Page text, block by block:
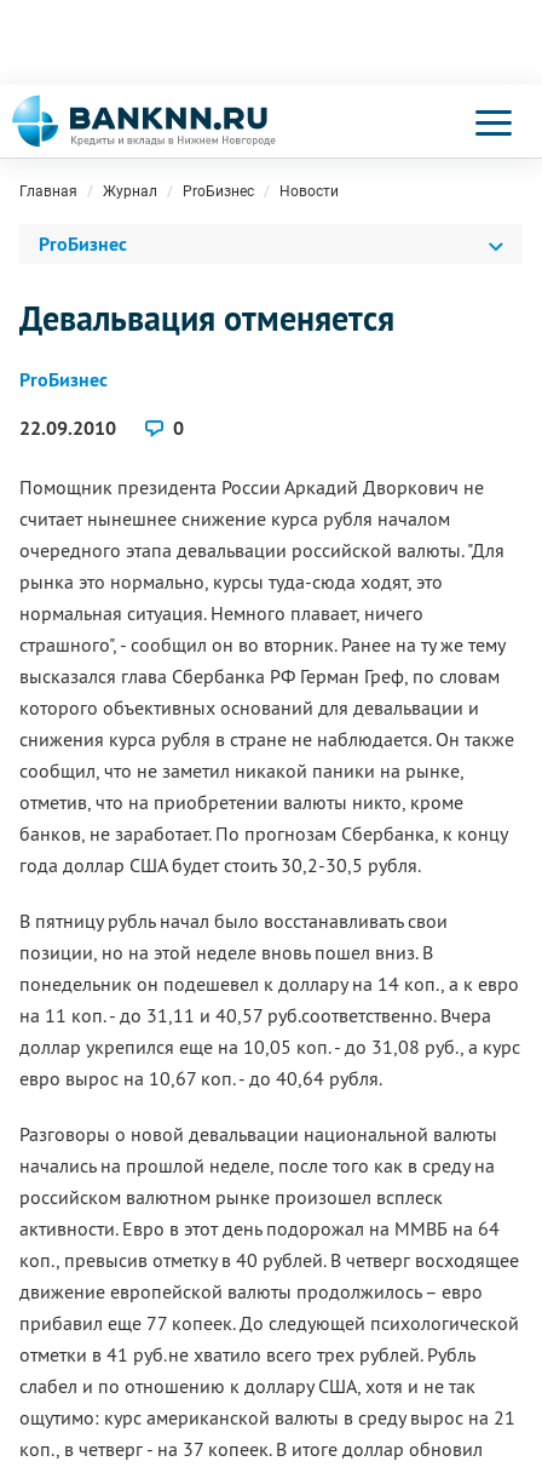
Главная Журнал ProБизнес Новости
ProБизнес
Девальвация отменяется
ProБизнес
22.09.2010
0
Помощник президента России Аркадий Дворкович не
считает нынешнее снижение курса рубля началом
очередного этапа девальвации российской валюты. "Для
рынка это нормально, курсы туда-сюда ходят, это
нормальная ситуация. Немного плавает, ничего
страшного", - сообщил он во вторник. Ранее на ту же тему
высказался глава Сбербанка РФ Герман Греф, по словам
которого объективных оснований для девальвации и
снижения курса рубля в стране не наблюдается. Он также
сообщил, что не заметил никакой паники на рынке,
отметив, что на приобретении валюты никто, кроме
банков, не заработает. По прогнозам Сбербанка, к концу
года доллар США будет стоить 30,2-30,5 рубля.
В пятницу рубль начал было восстанавливать свои
позиции, но на этой неделе вновь пошел вниз. В
понедельник он подешевел к доллару на 14 коп., а к евро
на 11 коп. - до 31,11 и 40,57 руб.соответственно. Вчера
доллар укрепился еще на 10,05 коп. - до 31,08 руб., а курс
евро вырос на 10,67 коп. - до 40,64 рубля.
Разговоры о новой девальвации национальной валюты
начались на прошлой неделе, после того как в среду на
российском валютном рынке произошел всплеск
активности. Евро в этот день подорожал на ММВБ на 64
коп., превысив отметку в 40 рублей. В четверг восходящее
движение европейской валюты продолжилось – евро
прибавил еще 77 копеек. До следующей психологической
отметки в 41 руб.не хватило всего трех рублей. Рубль
слабел и по отношению к доллару США, хотя и не так
ощутимо: курс американской валюты в среду вырос на 21
коп., в четверг - на 37 копеек. В итоге доллар обновил